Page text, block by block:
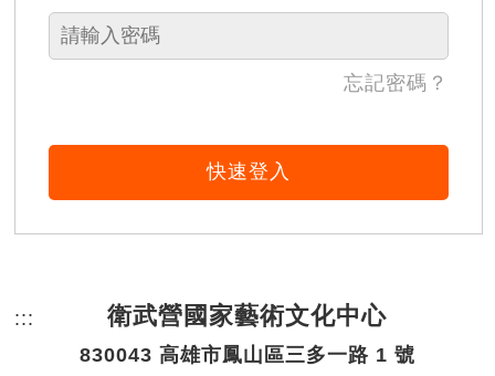
忘記密碼？
快速登入
::: 頁尾網站資訊。
衛武營國家藝術文化中心
830043 高雄市鳳山區三多一路 1 號